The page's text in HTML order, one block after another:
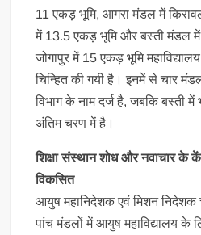
11 एकड़ भूमि, आगरा मंडल में
में 13.5 एकड़ भूमि और बस्ती मंडल में
जोगापुर में 15 एकड़ भूमि
चिन्हित की गयी है। इनमें से चार
विभाग के नाम दर्ज है, जबकि बस्ती में
अंतिम चरण में है।
शिक्षा संस्थान शोध और नवाचार के
विकसित
आयुष महानिदेशक एवं मिशन निदेशक
पांच मंडलों में आयुष महाविद्यालय के